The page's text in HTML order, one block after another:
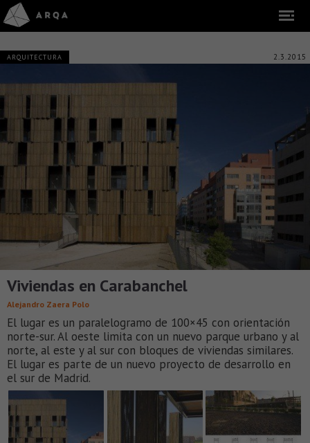
ARQUITECTURA 2.3.2015
Viviendas en Carabanchel
Alejandro Zaera Polo
El lugar es un paralelogramo de 100×45 con orientación
norte-sur. Al oeste limita con un nuevo parque urbano y al
norte, al este y al sur con bloques de viviendas similares.
El lugar es parte de un nuevo proyecto de desarrollo en
el sur de Madrid.